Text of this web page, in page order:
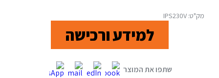
מק"ט: IPS230V
למידע ורכישה